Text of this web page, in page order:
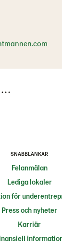
• • •
SNABBLÄNKAR
Felanmälan
Lediga lokaler
för
Press och nyheter
Karriär